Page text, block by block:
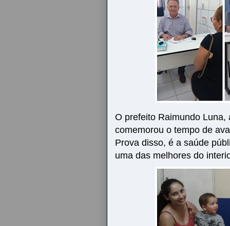
O prefeito Raimundo Luna,
comemorou o tempo de
Prova disso, é a saúde
uma das melhores do